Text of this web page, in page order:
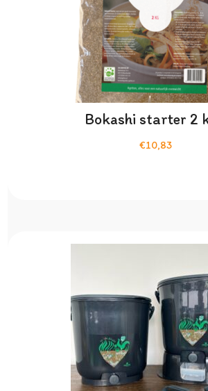
Bokashi starter 2
€10,83